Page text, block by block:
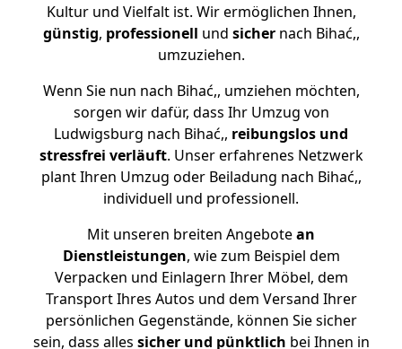
Kultur und Vielfalt ist. Wir ermöglichen Ihnen,
günstig, professionell und sichernach Bihać,,
umzuziehen.
Wenn Sie nun nach Bihać,, umziehen möchten,
sorgen wir dafür, dass Ihr Umzug von
Ludwigsburg nach Bihać,, reibungslos und
stressfrei verläuft. Unser erfahrenes Netzwerk
plant Ihren Umzug oder Beiladung nach Bihać,,
individuell und professionell.
Mit unseren breiten Angebotean
Dienstleistungen, wie zum Beispiel dem
Verpacken und Einlagern Ihrer Möbel, dem
Transport Ihres Autos und dem Versand Ihrer
persönlichen Gegenstände, können Sie sicher
sein, dass alles sicher und pünktlich bei Ihnen in